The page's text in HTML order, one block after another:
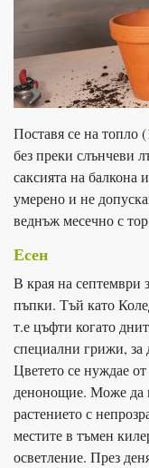
Поставя се на топло
без преки слънчеви
саксията на балкона
умерено и не
веднъж месечно с
Есен
В края на септември
пъпки. Тъй като
т.е цъфти когато
специални грижи, за
Цветето се нуждае
денонощие. Може да
растението с
местите в тъмен
осветление. През